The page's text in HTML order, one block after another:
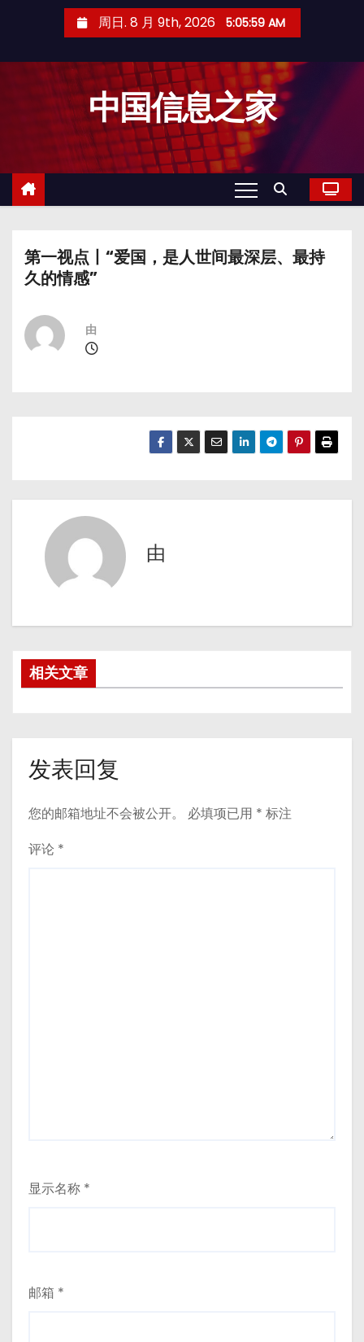
周日. 8 月 9th, 2026 5:06:00 AM
中国信息之家
第一视点丨“爱国，是人世间最深层、最持
久的情感”
由
由
相关文章
发表回复
您的邮箱地址不会被公开。 必填项已用 * 标注
评论 *
显示名称 *
邮箱 *